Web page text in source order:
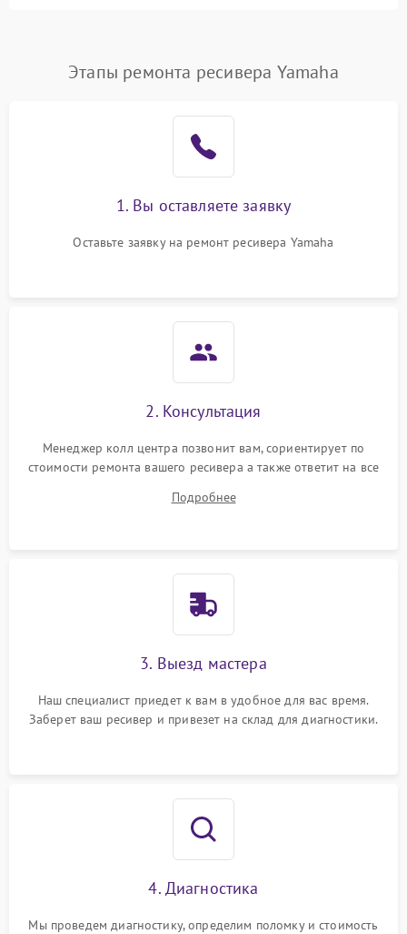
Этапы ремонта ресивера Yamaha
1. Вы оставляете заявку
Оставьте заявку на ремонт ресивера Yamaha
2. Консультация
Менеджер колл центра позвонит вам, сориентирует по
стоимости ремонта вашего ресивера а также ответит на все
Подробнее
3. Выезд мастера
Наш специалист приедет к вам в удобное для вас время.
Заберет ваш ресивер и привезет на склад для диагностики.
4. Диагностика
Мы проведем диагностику, определим поломку и стоимость